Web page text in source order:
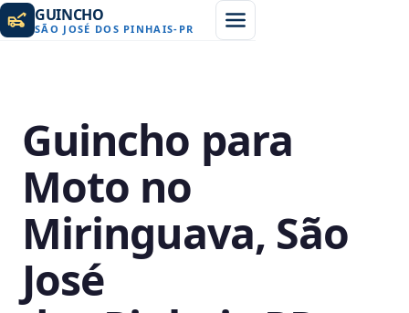
GUINCHO
SÃO JOSÉ DOS PINHAIS- PR
Guincho para
Moto no
Miringuava, São
José